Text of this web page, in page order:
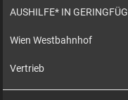
AUSHILFE* IN
Wien Westbahnhof
Vertrieb